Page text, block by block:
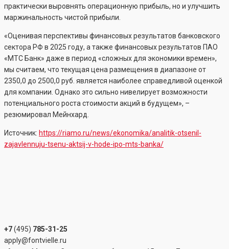
практически выровнять операционную прибыль, но и улучшить
маржинальность чистой прибыли.
«Оценивая перспективы финансовых результатов банковского
сектора РФ в 2025 году, а также финансовых результатов ПАО
«МТС Банк» даже в период «сложных для экономики времен»,
мы считаем, что текущая цена размещения в диапазоне от
2350,0 до 2500,0 руб. является наиболее справедливой оценкой
для компании. Однако это сильно нивелирует возможности
потенциального роста стоимости акций в будущем», –
резюмировал Мейнхард.
Источник: https://riamo.ru/news/ekonomika/analitik-otsenil-
zajavlennuju-tsenu-aktsij-v-hode-ipo-mts-banka/
+7(495) 785-31-25
apply@fontvielle.ru